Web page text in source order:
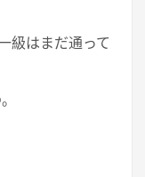
はまだ通って